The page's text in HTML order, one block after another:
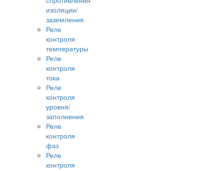
изоляции/
заземления
Реле
контроля
температуры
Реле
контроля
тока
Реле
контроля
уровня/
заполнения
Реле
контроля
фаз
Реле
контроля